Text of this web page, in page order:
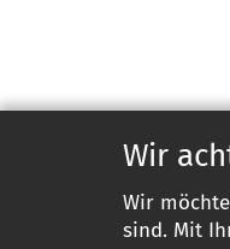
Wir
Wir
sind. Mit